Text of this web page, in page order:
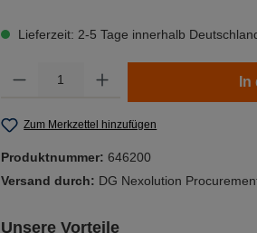
Lieferzeit: 2-5 Tage innerhalb
Zum Merkzettel hinzufügen
Produktnummer: 646200
Versand durch: DG Nexolution
Unsere Vorteile